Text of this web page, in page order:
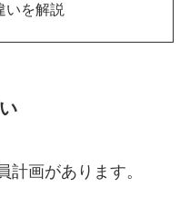
いを解説
計画があります。